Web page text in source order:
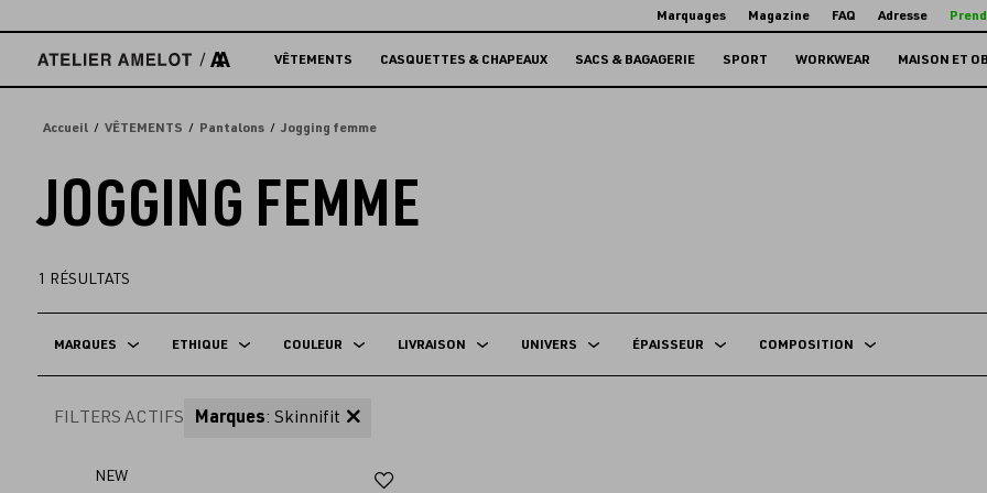
directement
contenu
Marquages Magazine FAQ Adresse
VÊTEMENTS CASQUETTES & CHAPEAUX SACS & BAGAGERIE SPORT WORKWEAR MAISON ET
Accueil VÊTEMENTS Pantalons Jogging femme
JOGGING FEMME
1 RÉSULTATS
MARQUES ETHIQUE COULEUR LIVRAISON UNIVERS ÉPAISSEUR COMPOSITION
FILTERS ACTIFS Marques: Skinnifit
NEW